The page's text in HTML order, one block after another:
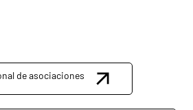
de asociaciones